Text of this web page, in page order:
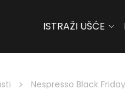
ISTRAŽI UŠĆE
> Nespresso Black